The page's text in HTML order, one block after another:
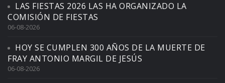
LAS FIESTAS 2026 LAS HA ORGANIZADO LA
COMISIÓN DE FIESTAS
06-08-2026
HOY SE CUMPLEN 300 AÑOS DE LA MUERTE DE
FRAY ANTONIO MARGIL DE JESÚS
06-08-2026